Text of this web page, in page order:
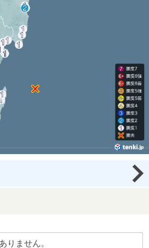
りません。